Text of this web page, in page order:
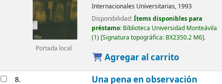
Portada local
Internacionales Universitarias, 1993
Disponibilidad:Ítems disponibles para
préstamo: Biblioteca Universidad Monteávila
(1) Signatura topográfica: BX2350.2 M6 .
Agregar al carrito
8. Una pena en observación